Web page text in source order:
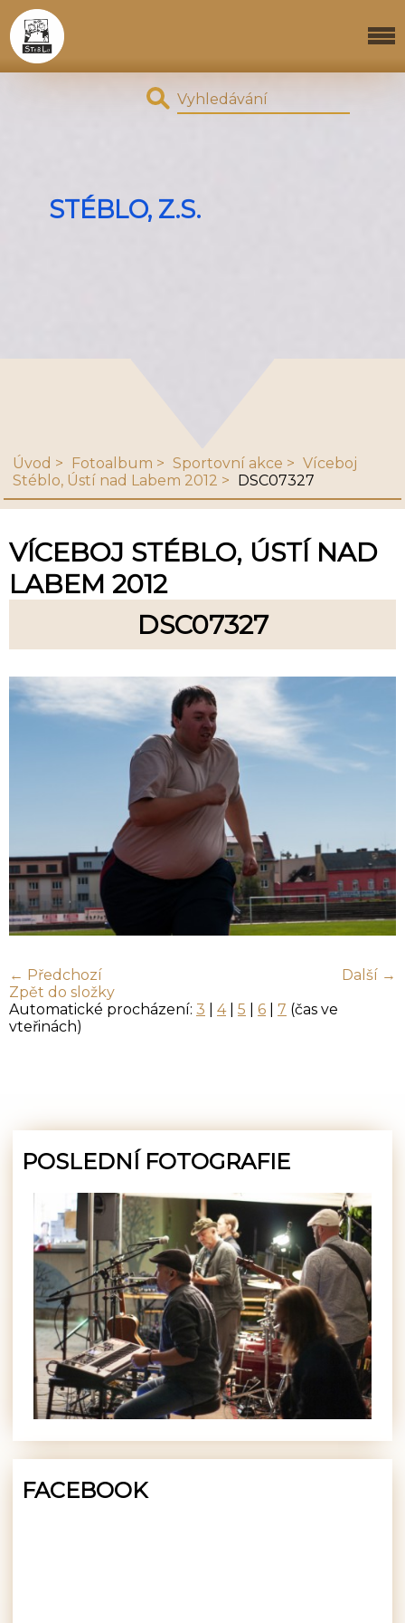
STÉBLO, Z.S.
Úvod Fotoalbum Sportovní akce
Víceboj
Stéblo, Ústí nad Labem 2012
DSC07327
VÍCEBOJ STÉBLO, ÚSTÍ NAD
LABEM 2012
DSC07327
← Předchozí
Další →
Zpět do složky
Automatické procházení: 3 4| 5 6 7 (čas ve
vteřinách)
POSLEDNÍ FOTOGRAFIE
FACEBOOK